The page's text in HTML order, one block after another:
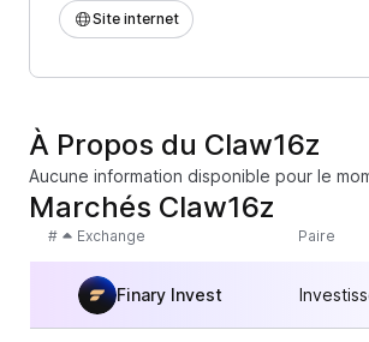
Site internet
À Propos du Claw16z
Aucune information disponible pour le
Marchés Claw16z
# Exchange Paire
Finary Invest